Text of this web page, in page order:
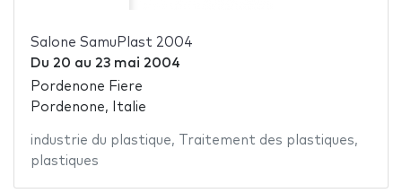
Salone SamuPlast 2004
Du 20 au 23 mai 2004
Pordenone Fiere
Pordenone, Italie
industrie du plastique, Traitement des plastiques,
plastiques